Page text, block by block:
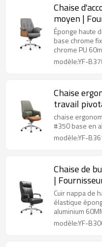
Chaise
moyen |
pivotante
Éponge haute
base chrome
chrome PU
modèle:YF-
Chaise
travail
fournisseur
chaise
#350 base en
modèle:YF-
Chaise de
|
en China
Cuir nappa de
élastique
aluminium
modèle:YF-